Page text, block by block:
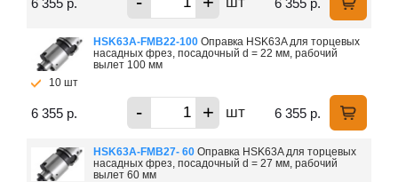
HSK63A-FMB22-100 Оправка HSK63A для торцевых
насадных фрез, посадочный d = 22 мм, рабочий
вылет 100 мм
10 шт
6 355 р. - + шт 6 355 р.
HSK63A-FMB27- 60 Оправка HSK63A для торцевых
насадных фрез, посадочный d = 27 мм, рабочий
вылет 60 мм